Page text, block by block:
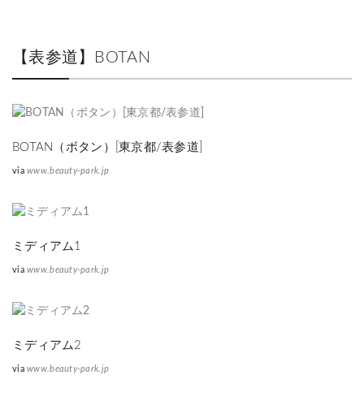
【表参道】BOTAN
BOTAN（ボタン）[東京都/表参道]
viawww.beauty-park.jp
ミディアム1
viawww.beauty-park.jp
ミディアム2
viawww.beauty-park.jp